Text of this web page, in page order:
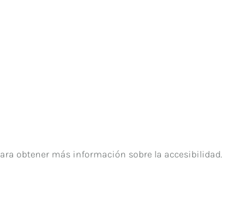
obtener más información sobre la accesibilidad.